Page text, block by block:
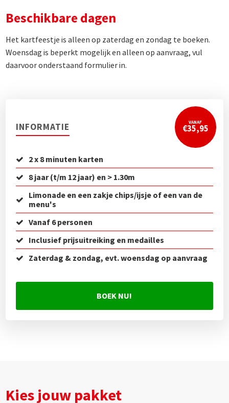
Beschikbare dagen
Het kartfeestje is alleen op zaterdag en zondag te boeken.
Woensdag is beperkt mogelijk en alleen op aanvraag, vul
daarvoor onderstaand formulier in.
INFORMATIE VANAF
€35,95
2 x 8 minuten karten
8 jaar (t/m 12 jaar) en > 1.30m
Limonade en een zakje chips/ijsje of een van de
menu's
Vanaf 6 personen
Inclusief prijsuitreiking en medailles
Zaterdag & zondag, evt. woensdag op aanvraag
BOEK NU!
Kies jouw pakket